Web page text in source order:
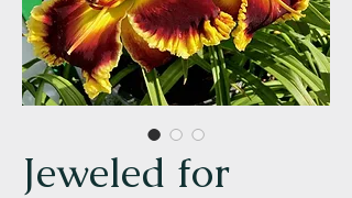
Jeweled for